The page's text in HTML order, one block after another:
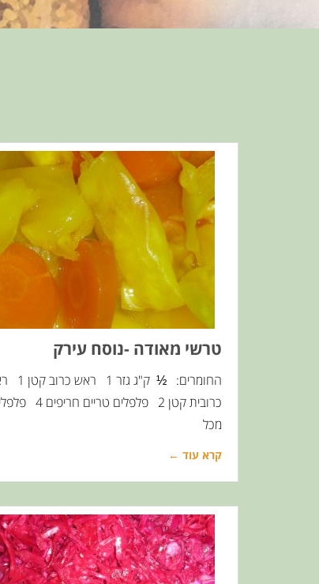
טרשי מאודה -נוסח עירק
החומרים:
כרובית קטן 2 פלפלים טריים
מכל
קרא עוד ←